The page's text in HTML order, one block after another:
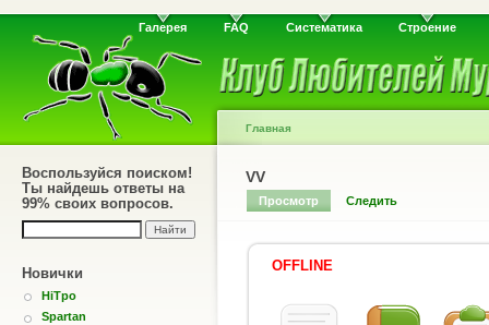
Галерея FAQ Систематика Строение
Воспользуйся поиском!
Ты найдешь ответы на
99% своих вопросов.
Новички
HiTpo
Spartan
Главная
VV
Просмотр Следить
OFFLINE